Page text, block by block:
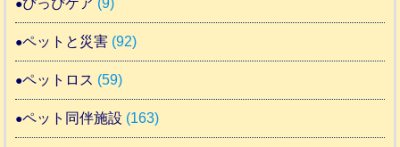
ペットと災害 (92)
ペットロス (59)
ペット同伴施設 (163)